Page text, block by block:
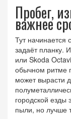
Пробег,
важнее
Тут начинается
задаёт планку.
или Skoda
обычном ритме
может вырасти
городской езды
пыли, но лучше